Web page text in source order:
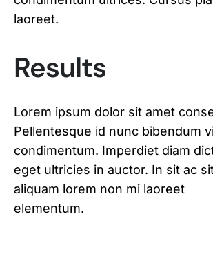
laoreet.
Results
Lorem ipsum dolor sit amet
Pellentesque id nunc bibendum
condimentum. Imperdiet diam
eget ultricies in auctor. In sit ac
aliquam lorem non mi laoreet
elementum.